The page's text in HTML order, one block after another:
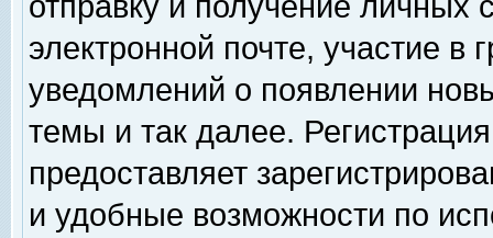
электронной почте, участие в
уведомлений о появлении
темы и так далее.
предоставляет
и удобные возможности по